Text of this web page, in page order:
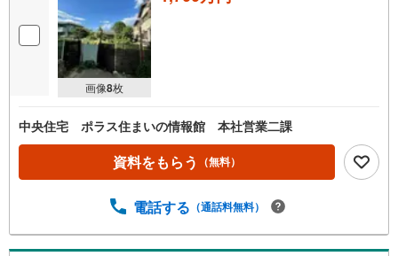
画像8枚
中央住宅 ポラス住まいの情報館 本社営業二課
資料をもらう （無料）
電話する （通話料無料）